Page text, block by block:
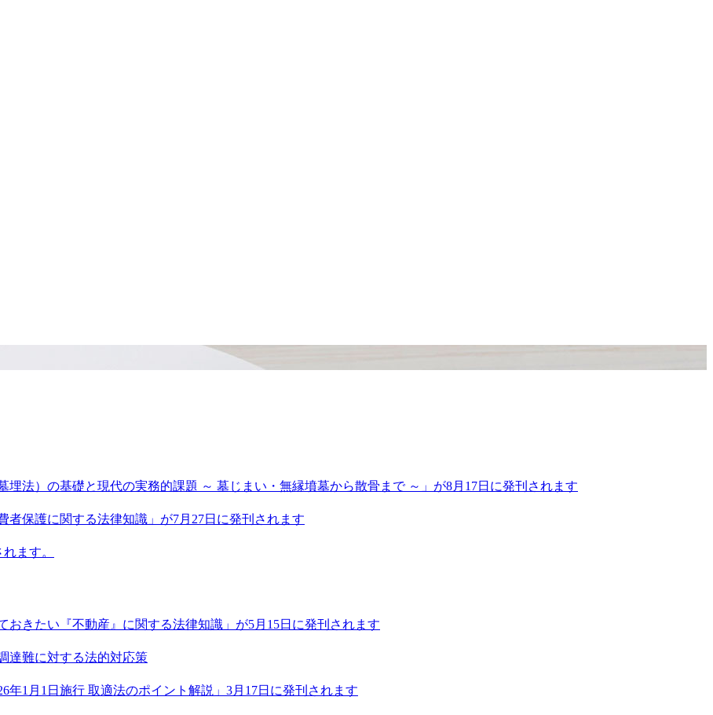
法）の基礎と現代の実務的課題 ～ 墓じまい・無縁墳墓から散骨まで ～」が8月17日に発刊されます
保護に関する法律知識」が7月27日に発刊されます
ます。
きたい『不動産』に関する法律知識」が5月15日に発刊されます
達難に対する法的対応策
1月1日施行 取適法のポイント解説」3月17日に発刊されます